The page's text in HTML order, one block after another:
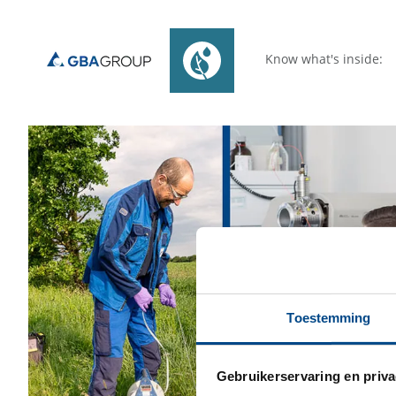
Toestemming
Gebruikerservaring en
Know what's inside: